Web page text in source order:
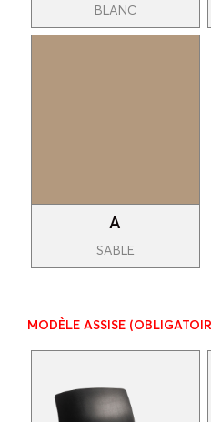
BLANC
A
SABLE
MODÈLE ASSISE